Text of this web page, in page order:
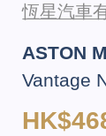
恆星汽車
ASTON
Vantage